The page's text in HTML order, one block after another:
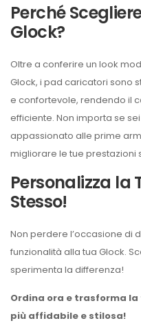
Perché
Glock?
Oltre a conferire un look
Glock, i pad caricatori sono
e confortevole, rendendo il
efficiente. Non importa se
appassionato alle prime
migliorare le tue prestazioni
Personalizza la
Stesso!
Non perdere l’occasione di
funzionalità alla tua Glock.
sperimenta la differenza!
Ordina ora e trasforma la
più affidabile e stilosa!